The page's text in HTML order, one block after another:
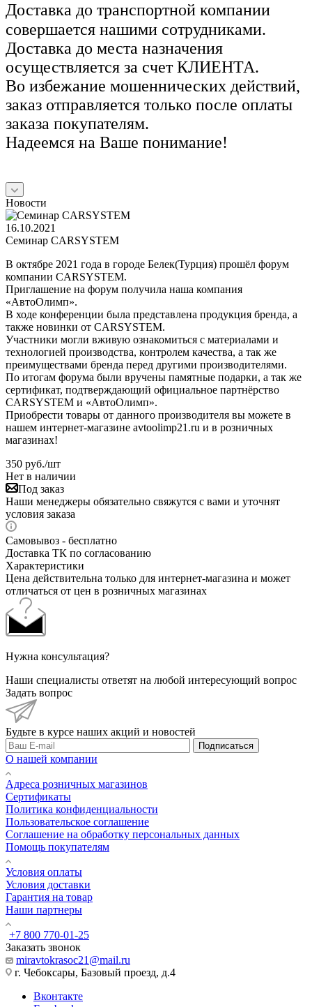
Доставка до транспортной компании
совершается нашими сотрудниками.
Доставка до места назначения
осуществляется за счет КЛИЕНТА.
Во избежание мошеннических действий,
заказ отправляется только после оплаты
заказа покупателям.
Надеемся на Ваше понимание!
Новости
16.10.2021
Семинар CARSYSTEM
В октябре 2021 года в городе Белек(Турция) прошёл форум
компании CARSYSTEM.
Приглашение на форум получила наша компания
«АвтоОлимп».
В ходе конференции была представлена продукция бренда, а
также новинки от CARSYSTEM.
Участники могли вживую ознакомиться с материалами и
технологией производства, контролем качества, а так же
преимуществами бренда перед другими производителями.
По итогам форума были вручены памятные подарки, а так же
сертификат, подтверждающий официальное партнёрство
CARSYSTEM и «АвтоОлимп».
Приобрести товары от данного производителя вы можете в
нашем интернет-магазине avtoolimp21.ru и в розничных
магазинах!
350 руб./шт
Нет в наличии
Под заказ
Наши менеджеры обязательно свяжутся с вами и уточнят
условия заказа
Самовывоз - бесплатно
Доставка ТК по согласованию
Характеристики
Цена действительна только для интернет-магазина и может
отличаться от цен в розничных магазинах
Нужна консультация?
Наши специалисты ответят на любой интересующий вопрос
Задать вопрос
Будьте в курсе наших акций и новостей
Подписаться
О нашей компании
Адреса розничных магазинов
Сертификаты
Политика конфиденциальности
Пользовательское соглашение
Соглашение на обработку персональных данных
Помощь покупателям
Условия оплаты
Условия доставки
Гарантия на товар
Наши партнеры
+7 800 770-01-25
Заказать звонок
miravtokrasoc21@mail.ru
г. Чебоксары, Базовый проезд, д.4
Вконтакте